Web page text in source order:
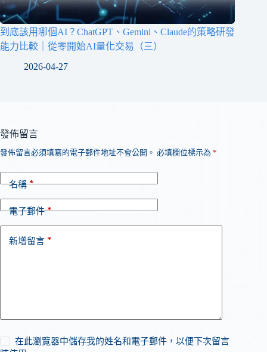
到底該用哪個AI？ChatGPT、Gemini、Claude的策略研發
能力比較｜從零開始AI量化交易（三）
2026-04-27
發佈留言
發佈留言必須填寫的電子郵件地址不會公開。 必填欄位標示為 *
名稱*
電子郵件*
新增留言 *
在此瀏覽器中儲存我的姓名和電子郵件，以便下次留言